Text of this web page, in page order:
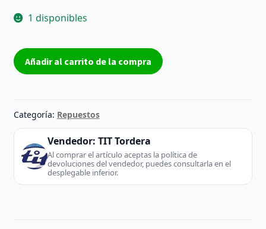
1 disponibles
Placa
base
-
Grundin
Monitor)
cantidad
Añadir al carrito de la compra
Categoría: Repuestos
Vendedor: TIT Tordera
Al comprar el artículo aceptas la política de
devoluciones del vendedor, puedes consultarla en el
desplegable inferior.